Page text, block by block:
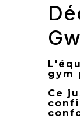
gym
Ce